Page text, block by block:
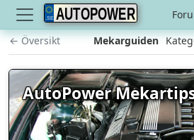
AUTOPOWER
← Översikt
Mekarguiden
AutoPower